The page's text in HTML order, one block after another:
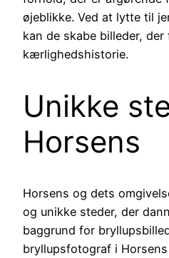
øjeblikke. Ved at lytte til
kan de skabe billeder,
kærlighedshistorie.
Unikke
Horsens
Horsens og dets
og unikke steder, der
baggrund for
bryllupsfotograf i